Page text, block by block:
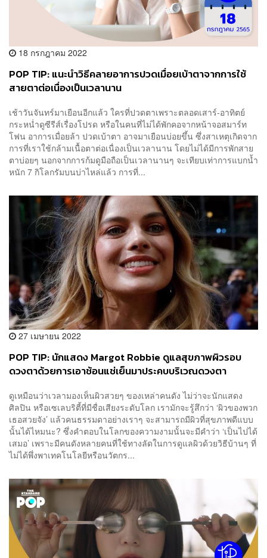
18 กรกฎาคม 2022
POP TIP: แนะนำวิธีคลายอาการปวดเมื่อยเบ้าตาจากการใช้
สายตาต่อเนื่องเป็นเวลานาน
เช้าวันจันทร์มาเยือนอีกแล้ว ใครที่ปวดตาเพราะตลอดเสาร์-อาทิตย์
กระหน่ำดูซีรีส์เรื่องโปรด หรือในคนที่ไม่ได้พักคอจากหน้าจอสมาร์ท
โฟน อาการเมื่อยล้า ปวดเบ้าตา อาจมาเยือนบ่อยขึ้น ซึ่งสาเหตุเกิดจาก
การที่เราใช้กล้ามเนื้อตาต่อเนื่องเป็นเวลานาน โดยไม่ได้มีการพักสาย
ตาบ่อยๆ นอกจากการก้มดูมือถือเป็นเวลานานๆ จะเทียบเท่าการแบกน้ำ
หนัก 7 กิโลกรัมบนบ่าไหล่แล้ว การที่...
27 เมษายน 2022
POP TIP: นักแสดง Margot Robbie ดูแลสุขภาพผิวรอบ
ดวงตาด้วยการเอาช้อนแช่เย็นมาประคบบริเวณดวงตา
ดูเหมือนว่าเวลามองเห็นผิวสวยๆ ของเหล่าคนดัง ไม่ว่าจะนักแสดง
ศิลปิน หรือเซเลบริตี้ที่มีชื่อเสียงระดับโลก เรามักจะรู้สึกว่า ‘ผิวของพวก
เธอสวยจัง’ แล้วคนธรรมดาอย่างเราๆ จะสามารถมีผิวที่สุขภาพดีแบบ
นั้นได้ไหมนะ? ซึ่งคำตอบในโลกของความงามนั้นจะมีคำว่า ‘เป็นไปได้
เสมอ’ เพราะมีคนดังหลายคนที่ใช้ทางลัดในการดูแลผิวด้วยวิธีบ้านๆ ที่
ไม่ได้พึ่งพาเทคโนโลยีหรือนวัตกร...